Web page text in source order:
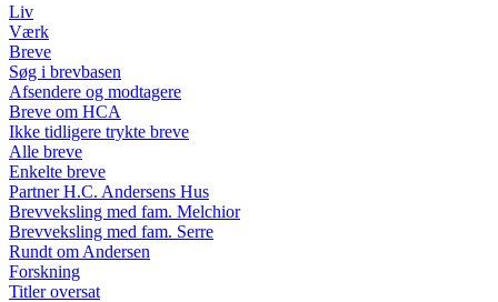
Liv
Værk
Breve
Søg i brevbasen
Afsendere og modtagere
Breve om HCA
Ikke tidligere trykte breve
Alle breve
Enkelte breve
Partner H.C. Andersens Hus
Brevveksling med fam. Melchior
Brevveksling med fam. Serre
Rundt om Andersen
Forskning
Titler oversat